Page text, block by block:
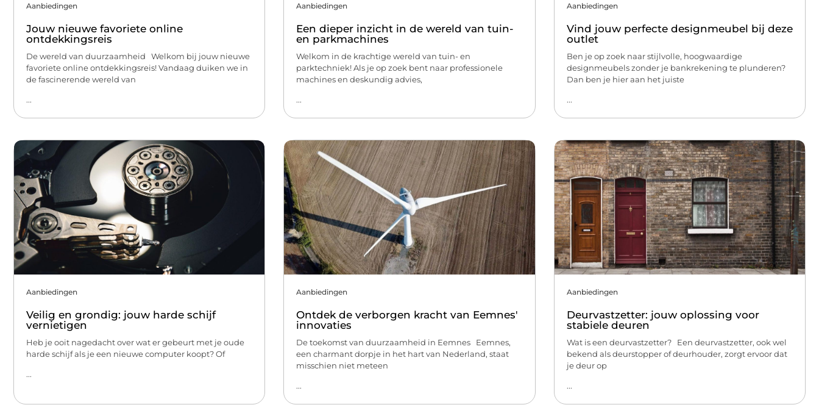
Aanbiedingen
Jouw nieuwe favoriete online
ontdekkingsreis
De wereld van duurzaamheid Welkom bij jouw nieuwe
favoriete online ontdekkingsreis! Vandaag duiken we in
de fascinerende wereld van
...
Aanbiedingen
Een dieper inzicht in de wereld van tuin-
en parkmachines
Welkom in de krachtige wereld van tuin- en
parktechniek! Als je op zoek bent naar professionele
machines en deskundig advies,
...
Aanbiedingen
Vind jouw perfecte designmeubel bij deze
outlet
Ben je op zoek naar stijlvolle, hoogwaardige
designmeubels zonder je bankrekening te plunderen?
Dan ben je hier aan het juiste
...
Aanbiedingen
Veilig en grondig: jouw harde schijf
vernietigen
Heb je ooit nagedacht over wat er gebeurt met je oude
harde schijf als je een nieuwe computer koopt? Of
...
Aanbiedingen
Ontdek de verborgen kracht van Eemnes'
innovaties
De toekomst van duurzaamheid in Eemnes Eemnes,
een charmant dorpje in het hart van Nederland, staat
misschien niet meteen
...
Aanbiedingen
Deurvastzetter: jouw oplossing voor
stabiele deuren
Wat is een deurvastzetter? Een deurvastzetter, ook wel
bekend als deurstopper of deurhouder, zorgt ervoor dat
je deur op
...